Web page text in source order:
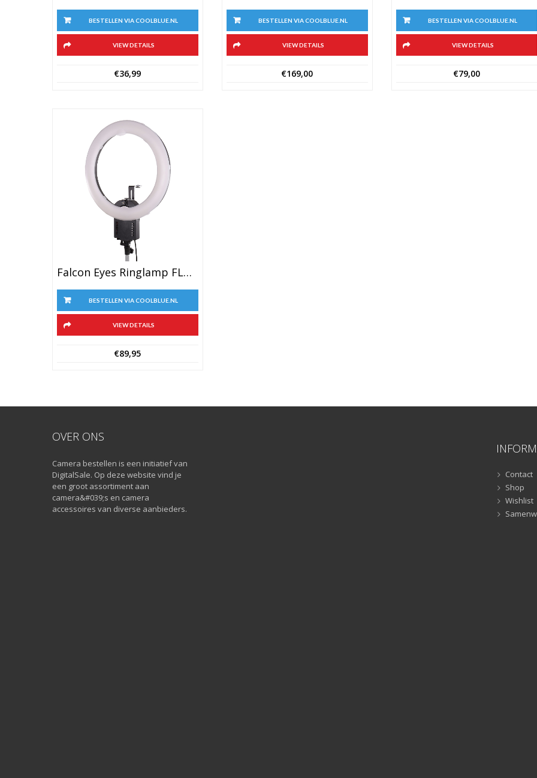
BESTELLEN VIA COOLBLUE.NL
VIEW DETAILS
€36,99
BESTELLEN VIA COOLBLUE.NL
VIEW DETAILS
€169,00
BESTELLEN VIA COOLBLUE.NL
VIEW DETAILS
€79,00
Falcon Eyes Ringlamp FLC-65 65W + TMB-19Z
BESTELLEN VIA COOLBLUE.NL
VIEW DETAILS
€89,95
OVER ONS
Camera bestellen is een initiatief van
DigitalSale. Op deze website vind je
een groot assortiment aan
camera&#039;s en camera
accessoires van diverse aanbieders.
Contact
Shop
Wishlist